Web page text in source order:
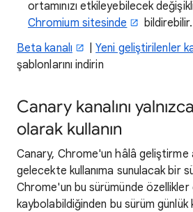
ortamınızı etkileyebilecek
Chromium sitesinde
bildirebilir.
Beta kanalı
|Yeni geliştirilenler
şablonlarını indirin
Canary kanalını
olarak kullanın
Canary, Chrome'un hâlâ geliştirme
gelecekte kullanıma sunulacak bir
Chrome'un bu sürümünde özellikler
kaybolabildiğinden bu sürüm günlük